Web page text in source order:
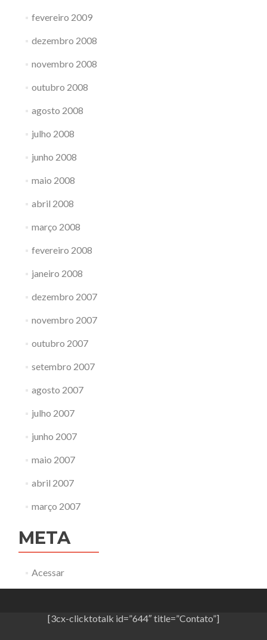
fevereiro 2009
dezembro 2008
novembro 2008
outubro 2008
agosto 2008
julho 2008
junho 2008
maio 2008
abril 2008
março 2008
fevereiro 2008
janeiro 2008
dezembro 2007
novembro 2007
outubro 2007
setembro 2007
agosto 2007
julho 2007
junho 2007
maio 2007
abril 2007
março 2007
META
Acessar
[3cx-clicktotalk id=”644″ title=”Contato”]